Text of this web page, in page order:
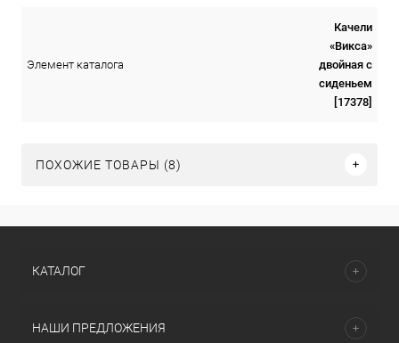
Элемент каталога
Качели
«Викса»
двойная с
сиденьем
[17378]
ПОХОЖИЕ ТОВАРЫ (8)
КАТАЛОГ
НАШИ ПРЕДЛОЖЕНИЯ